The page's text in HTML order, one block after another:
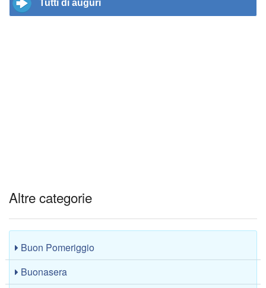
Tutti di auguri
Altre categorie
Buon Pomeriggio
Buonasera